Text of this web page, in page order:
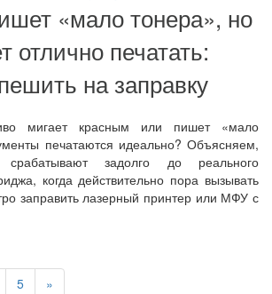
«мало тонера», но
отлично печатать:
на заправку
мигает красным или пишет «мало
печатаются идеально? Объясняем,
задолго до реального
когда действительно пора вызывать
заправить лазерный принтер или МФУ с
5 »